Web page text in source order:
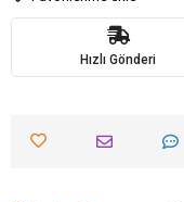
Hızlı Gönderi